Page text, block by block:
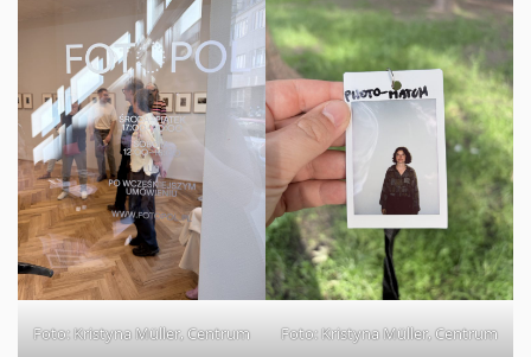
Foto: Kristyna Müller, Centrum
Foto: Kristyna Müller, Centrum